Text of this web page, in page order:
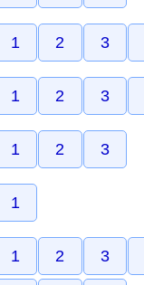
1 2 3
1 2 3
1 2 3
1
1 2 3